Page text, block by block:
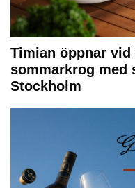
Timian öppnar
sommarkrog med
Stockholm